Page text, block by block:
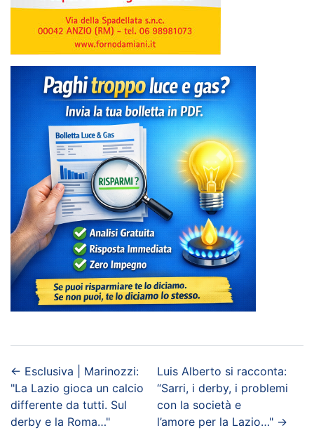
← Esclusiva | Marinozzi:
"La Lazio gioca un calcio
differente da tutti. Sul
derby e la Roma…"
Luis Alberto si racconta:
“Sarri, i derby, i problemi
con la società e
l’amore per la Lazio…" →